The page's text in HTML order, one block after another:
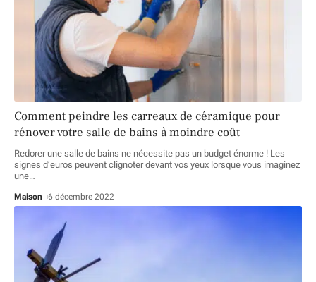
Comment peindre les carreaux de céramique pour
rénover votre salle de bains à moindre coût
Redorer une salle de bains ne nécessite pas un budget énorme ! Les
signes d’euros peuvent clignoter devant vos yeux lorsque vous imaginez
une…
Maison 6 décembre 2022